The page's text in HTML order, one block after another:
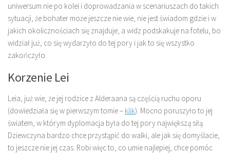
uniwersum nie po kolei i doprowadzania w scenariuszach do takich
sytuacji, że bohater może jeszcze nie wie, nie jest świadom gdzie i w
jakich okolicznościach się znajduje, a widz podskakuje na fotelu, bo
widział już, co się wydarzyło do tej pory i jak to się wszystko
zakończyło.
Korzenie Lei
Leia, już wie, że jej rodzice z Alderaana są częścią ruchu oporu
(dowiedziała się w pierwszym tomie – klik). Mocno poruszyło to jej
światem, w którym dyplomacja była do tej pory największą siłą.
Dziewczyna bardzo chce przystąpić do walki, ale jak się domyślacie,
to jeszcze nie jej czas. Robi więc to, co umie najlepiej, chce pomóc